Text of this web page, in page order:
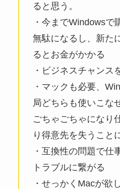
ると思う。
・今までWindowsで
無駄になるし、新た
るとお金がかかる
・ビジネスチャンス
・マックも必要、
局どちらも使いこな
ごちゃごちゃになり
り得意先を失うこと
・互換性の問題で仕
トラブルに繋がる
・せっかくMacが欲